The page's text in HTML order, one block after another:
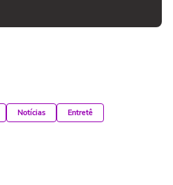
Notícias Entretê